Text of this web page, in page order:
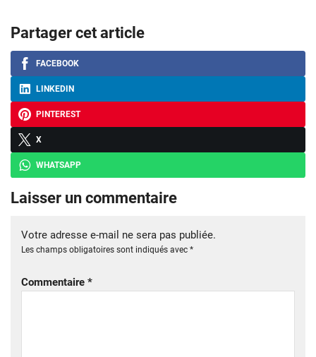
Partager cet article
FACEBOOK
LINKEDIN
PINTEREST
X
WHATSAPP
Laisser un commentaire
Votre adresse e-mail ne sera pas publiée.
Les champs obligatoires sont indiqués avec *
Commentaire *